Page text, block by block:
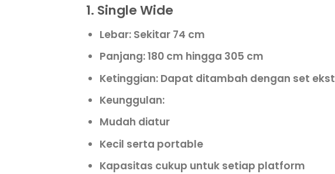
1. Single Wide
Lebar: Sekitar 74 cm
Panjang: 180 cm hingga 305 cm
Ketinggian: Dapat ditambah dengan set
Keunggulan:
Mudah diatur
Kecil serta portable
Kapasitas cukup untuk setiap platform